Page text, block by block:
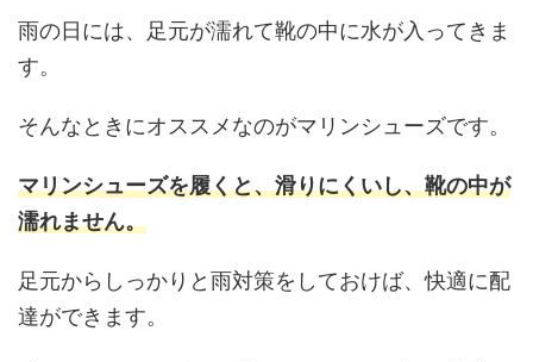
雨の日には、足元が濡れて靴の中に水が入ってきま
す。
そんなときにオススメなのがマリンシューズです。
マリンシューズを履くと、滑りにくいし、靴の中が
濡れません。
足元からしっかりと雨対策をしておけば、快適に配
達ができます。